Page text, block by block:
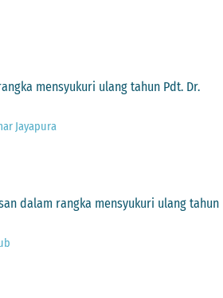
mensyukuri ulang tahun Pdt. Dr.
Jayapura
dalam rangka mensyukuri ulang tahun